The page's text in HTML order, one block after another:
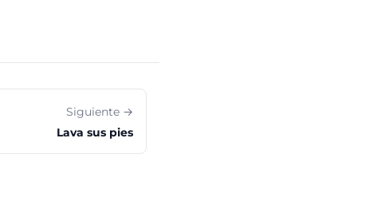
Siguiente →
Lava sus pies